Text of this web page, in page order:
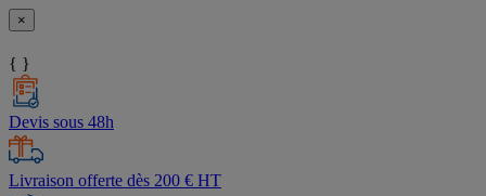
×
{ }
Devis sous 48h
Livraison offerte dès 200 € HT